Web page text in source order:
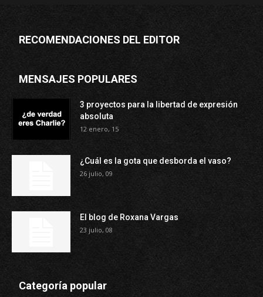
RECOMENDACIONES DEL EDITOR
MENSAJES POPULARES
3 proyectos para la libertad de expresión
absoluta
12 enero, 15
¿Cuál es la gota que desborda el vaso?
26 julio, 09
El blog de Roxana Vargas
23 julio, 08
Categoría popular